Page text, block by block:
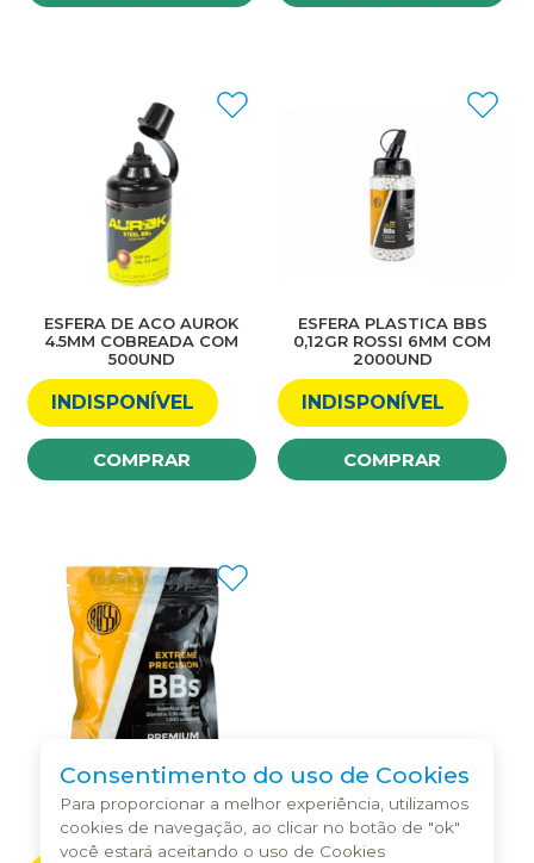
ESFERA DE ACO AUROK
4.5MM COBREADA COM
500UND
INDISPONÍVEL
COMPRAR
ESFERA PLASTICA BBS
0,12GR ROSSI 6MM COM
2000UND
INDISPONÍVEL
COMPRAR
ESFERA PLASTICA BBS
0,20GR ROSSI 6MM COM
1000UND
Consentimento do uso de Cookies
Para proporcionar a melhor experiência, utilizamos
cookies de navegação, ao clicar no botão de "ok"
você estará aceitando o uso de Cookies